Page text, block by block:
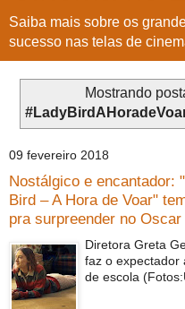
Saiba mais sobre os
sucesso nas telas de
Mostrando
09 fevereiro 2018
Nostálgico e encantador:
Bird – A Hora de Voar"
pra surpreender no Oscar
Diretora Greta
faz o expectador
de escola